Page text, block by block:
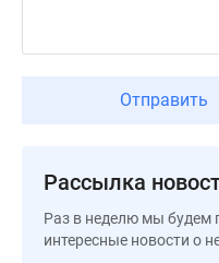
41%
застройщиком
Поиск
Отправить
Рассылка
Раз в неделю мы будем
интересные новости о